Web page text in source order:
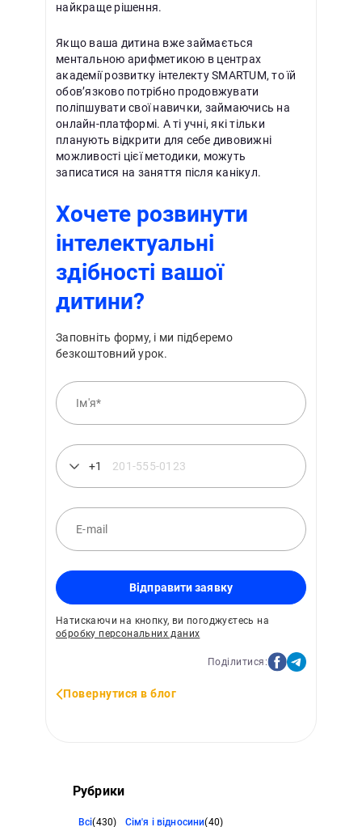
найкраще рішення.
Якщо ваша дитина вже займається
ментальною арифметикою в центрах
академії розвитку інтелекту SMARTUM, то їй
обов’язково потрібно продовжувати
поліпшувати свої навички, займаючись на
онлайн-платформі. А ті учні, які тільки
планують відкрити для себе дивовижні
можливості цієї методики, можуть
записатися на заняття після канікул.
Хочете розвинути
інтелектуальні
здібності вашої
дитини?
Заповніть форму, і ми підберемо
безкоштовний урок.
+1
Відправити заявку
Натискаючи на кнопку, ви погоджуєтесь на
обробку персональних даних
Поділитися:
Повернутися в блог
Рубрики
Всі(430) Сім'я і відносини(40)